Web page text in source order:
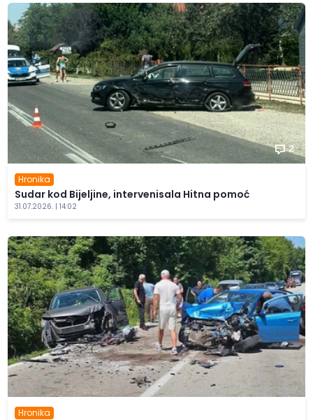
2
Hronika
Sudar kod Bijeljine, intervenisala Hitna pomoć
31.07.2026. | 14:02
Hronika